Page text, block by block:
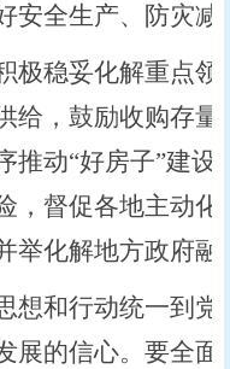
安全生产、防灾
稳妥化解重点领
给，鼓励收购存
推动“好房子”建
，督促各地主动
举化解地方政府
和行动统一到党
展的信心。要全